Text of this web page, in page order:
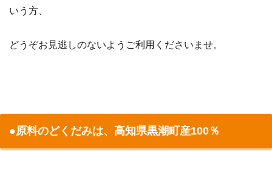
いう方、
どうぞお見逃しのないようご利用くださいませ。
●原料のどくだみは、高知県黒潮町産100％